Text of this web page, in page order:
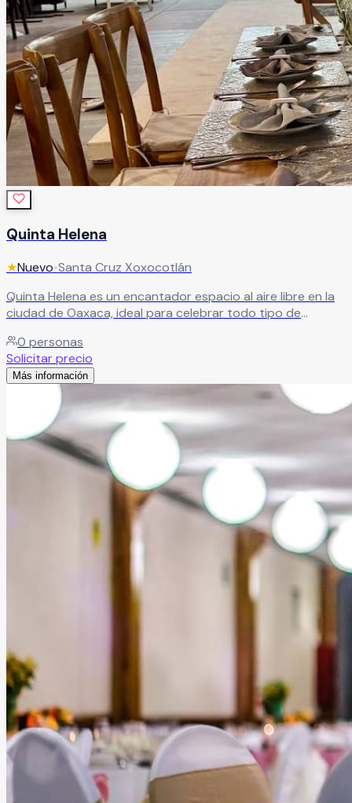
Quinta Helena
★Nuevo•Santa Cruz Xoxocotlán
Quinta Helena es un encantador espacio al aire libre en la
ciudad de Oaxaca, ideal para celebrar todo tipo de
áreas verdes, cuidadosamente mantenidas, crean el
escenario perfecto para una celebración llena de encanto.
Cuenta con una variedad de espacios exteriores entre
jardineras y módulos de lujo, con iluminación que realza
cada detalle y permite diseñar un evento totalmente a tu
medida. Un lugar donde cada momento se transforma en
una experiencia inolvidable.
Leer más
0 personas
Solicitar precio
Más información